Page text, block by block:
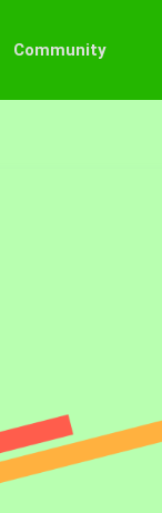
Community